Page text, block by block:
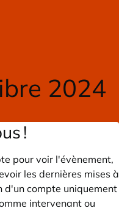
2024
!
pour voir l'évènement,
les dernières mises à
d'un compte uniquement
intervenant ou